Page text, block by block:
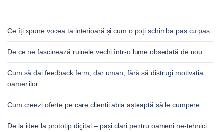
Ce îți spune vocea ta interioară și cum o poți schimba pas cu pas
De ce ne fascinează ruinele vechi într-o lume obsedată de nou
Cum să dai feedback ferm, dar uman, fără să distrugi motivația
oamenilor
Cum creezi oferte pe care clienții abia așteaptă să le cumpere
De la idee la prototip digital – pași clari pentru oameni ne-tehnici